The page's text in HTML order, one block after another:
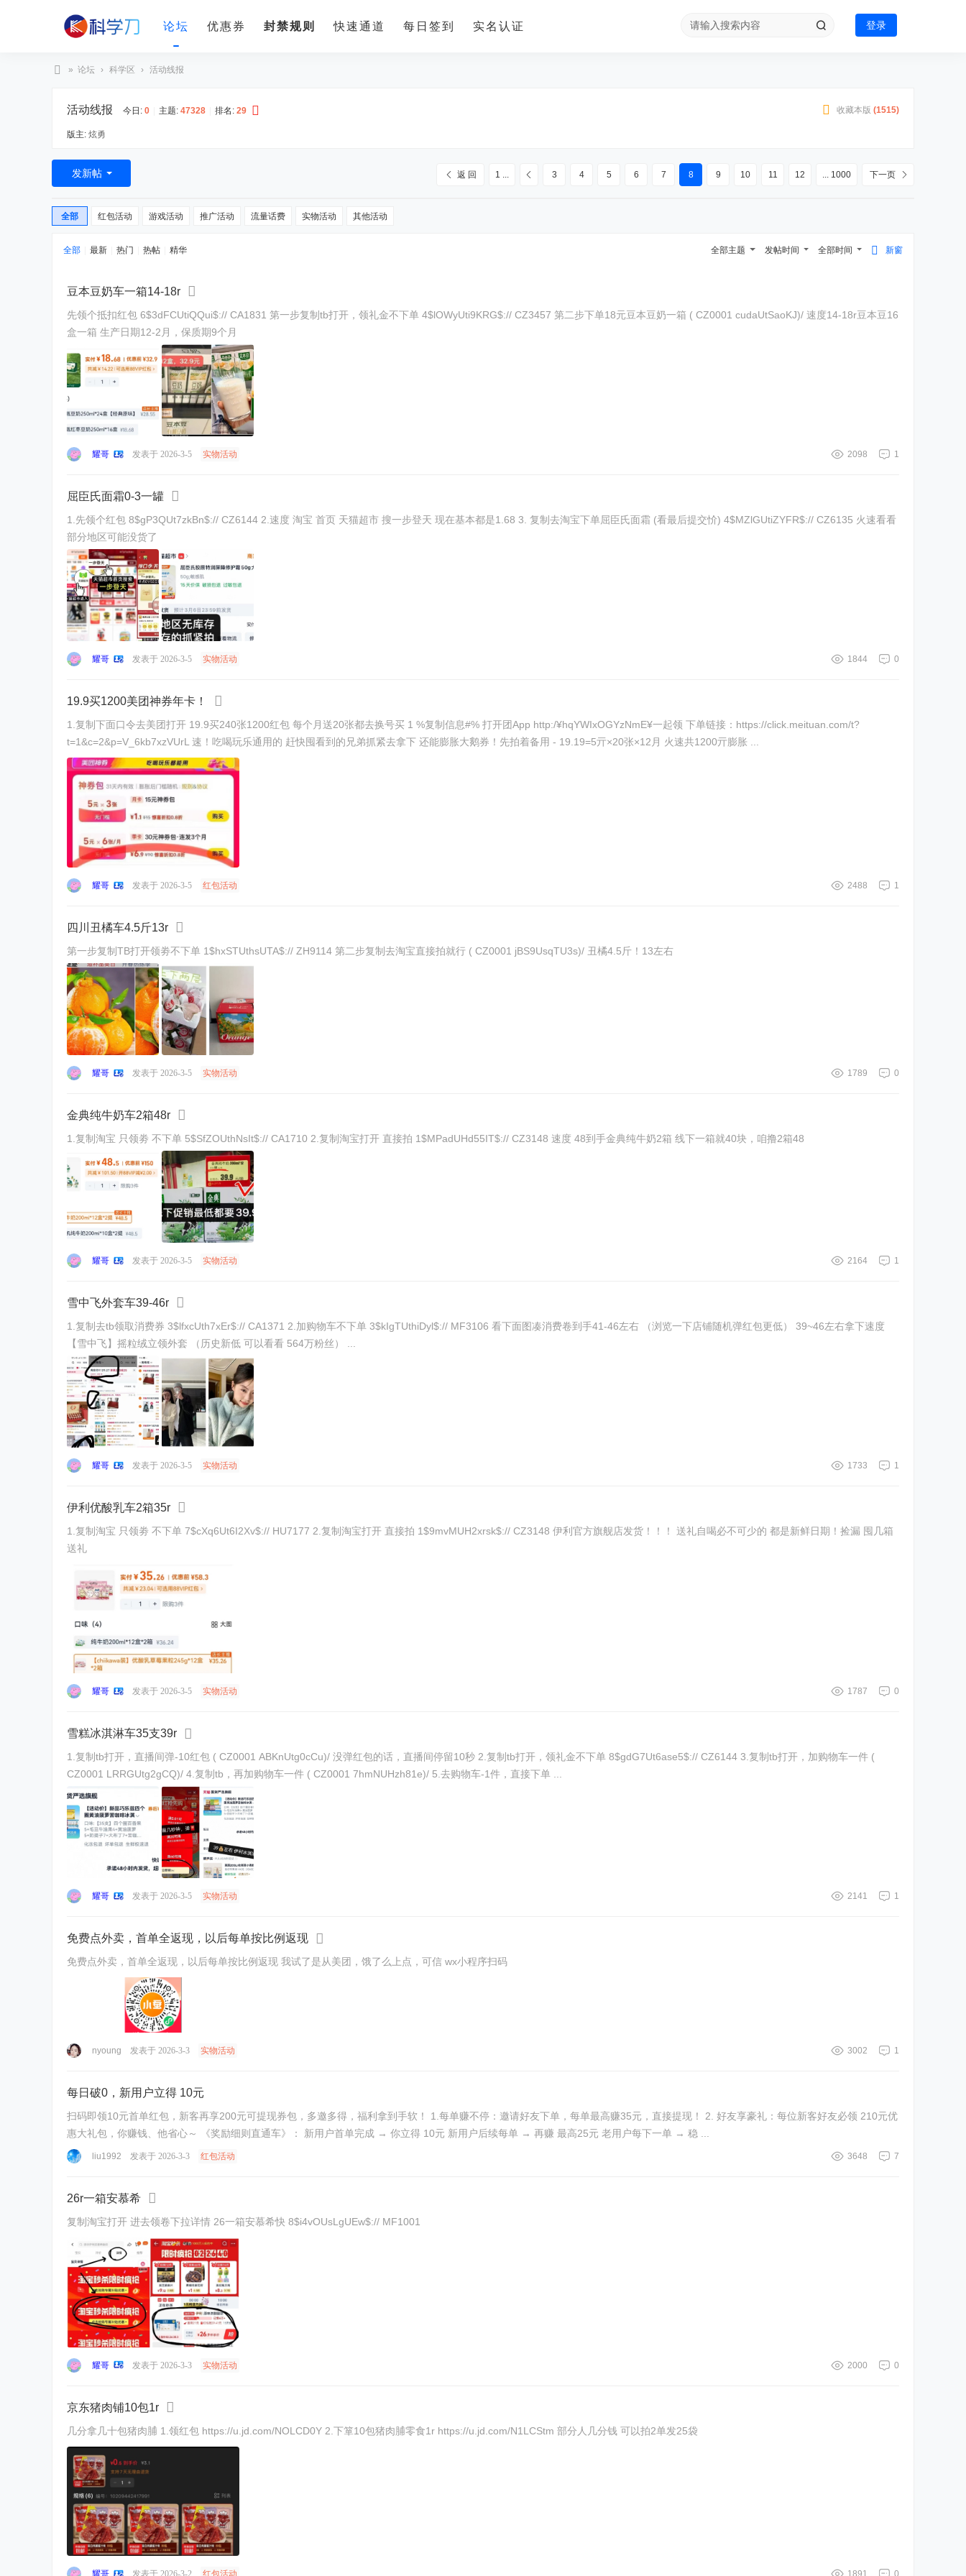
论坛 优惠券 封禁规则 快速通道 每日签到 实名认证 登录
» 论坛 › 科学区 › 活动线报
收藏本版 (1515)
活动线报 今日: 0 主题: 47328 排名: 29
版主: 炫勇
1 ... 3 4 5 6 7 8 9 10 11 12 ... 1000 下一页
返 回
发新帖
全部 红包活动 游戏活动 推广活动 流量话费 实物活动 其他活动
新窗
全部时间
发帖时间
全部主题
全部 最新 热门 热帖 精华
豆本豆奶车一箱14-18r
先领个抵扣红包 6$3dFCUtiQQui$:// CA1831 第一步复制tb打开，领礼金不下单 4$lOWyUti9KRG$:// CZ3457 第二步下单18元豆本豆奶一箱 ( CZ0001 cudaUtSaoKJ)/ 速度14-18r豆本豆16
盒一箱 生产日期12-2月，保质期9个月
1
2098
耀哥 发表于 2026-3-5 实物活动
屈臣氏面霜0-3一罐
1.先领个红包 8$gP3QUt7zkBn$:// CZ6144 2.速度 淘宝 首页 天猫超市 搜一步登天 现在基本都是1.68 3. 复制去淘宝下单屈臣氏面霜 (看最后提交忦) 4$MZlGUtiZYFR$:// CZ6135 火速看看
部分地区可能没货了
0
1844
耀哥 发表于 2026-3-5 实物活动
19.9买1200美团神券年卡！
1.复制下面口令去美团打开 19.9买240张1200红包 每个月送20张都去换号买 1 %复制信息#% 打开团App http:/¥hqYWIxOGYzNmE¥一起领 下单链接：https://click.meituan.com/t?
t=1&c=2&p=V_6kb7xzVUrL 速！吃喝玩乐通用的 赶快囤看到的兄弟抓紧去拿下 还能膨胀大鹅券！先拍着备用 - 19.19=5亓×20张×12月 火速共1200亓膨胀 ...
1
2488
耀哥 发表于 2026-3-5 红包活动
四川丑橘车4.5斤13r
第一步复制TB打开领劵不下单 1$hxSTUthsUTA$:// ZH9114 第二步复制去淘宝直接拍就行 ( CZ0001 jBS9UsqTU3s)/ 丑橘4.5斤！13左右
0
1789
耀哥 发表于 2026-3-5 实物活动
金典纯牛奶车2箱48r
1.复制淘宝 只领劵 不下单 5$SfZOUthNsIt$:// CA1710 2.复制淘宝打开 直接拍 1$MPadUHd55IT$:// CZ3148 速度 48到手金典纯牛奶2箱 线下一箱就40块，咱撸2箱48
1
2164
耀哥 发表于 2026-3-5 实物活动
雪中飞外套车39-46r
1.复制去tb领取消费券 3$lfxcUth7xEr$:// CA1371 2.加购物车不下单 3$kIgTUthiDyl$:// MF3106 看下面图凑消费卷到手41-46左右 （浏览一下店铺随机弹红包更低） 39~46左右拿下速度
【雪中飞】摇粒绒立领外套 （历史新低 可以看看 564万粉丝） ...
1
1733
耀哥 发表于 2026-3-5 实物活动
伊利优酸乳车2箱35r
1.复制淘宝 只领劵 不下单 7$cXq6Ut6I2Xv$:// HU7177 2.复制淘宝打开 直接拍 1$9mvMUH2xrsk$:// CZ3148 伊利官方旗舰店发货！！！ 送礼自喝必不可少的 都是新鲜日期！捡漏 囤几箱
送礼
0
1787
耀哥 发表于 2026-3-5 实物活动
雪糕冰淇淋车35支39r
1.复制tb打开，直播间弹-10红包 ( CZ0001 ABKnUtg0cCu)/ 没弹红包的话，直播间停留10秒 2.复制tb打开，领礼金不下单 8$gdG7Ut6ase5$:// CZ6144 3.复制tb打开，加购物车一件 (
CZ0001 LRRGUtg2gCQ)/ 4.复制tb，再加购物车一件 ( CZ0001 7hmNUHzh81e)/ 5.去购物车-1件，直接下单 ...
1
2141
耀哥 发表于 2026-3-5 实物活动
免费点外卖，首单全返现，以后每单按比例返现
免费点外卖，首单全返现，以后每单按比例返现 我试了是从美团，饿了么上点，可信 wx小程序扫码
1
3002
nyoung 发表于 2026-3-3 实物活动
每日破0，新用户立得 10元
扫码即领10元首单红包，新客再享200元可提现券包，多邀多得，福利拿到手软！ 1.每单赚不停：邀请好友下单，每单最高赚35元，直接提现！ 2. 好友享豪礼：每位新客好友必领 210元优
惠大礼包，你赚钱、他省心～ 《奖励细则直通车》： 新用户首单完成 → 你立得 10元 新用户后续每单 → 再赚 最高25元 老用户每下一单 → 稳 ...
7
3648
liu1992 发表于 2026-3-3 红包活动
26r一箱安慕希
复制淘宝打开 进去领卷下拉详情 26一箱安慕希快 8$i4vOUsLgUEw$:// MF1001
0
2000
耀哥 发表于 2026-3-3 实物活动
京东猪肉铺10包1r
几分拿几十包猪肉脯 1.领红包 https://u.jd.com/NOLCD0Y 2.下箪10包猪肉脯零食1r https://u.jd.com/N1LCStm 部分人几分钱 可以拍2单发25袋